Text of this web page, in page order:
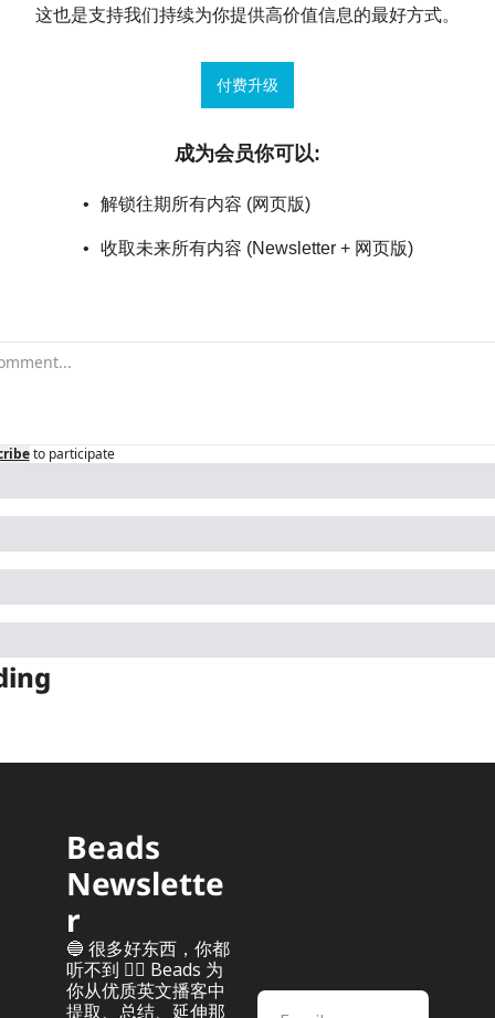
这也是支持我们持续为你提供高价值信息的最好方式。
付费升级
成为会员你可以:
解锁往期所有内容 (网页版)
收取未来所有内容 (Newsletter + 网页版)
to participate
Beads
Newslette
r
🔵 很多好东西，你都
听不到 👂🏻 Beads 为
你从优质英文播客中
提取、总结、延伸那